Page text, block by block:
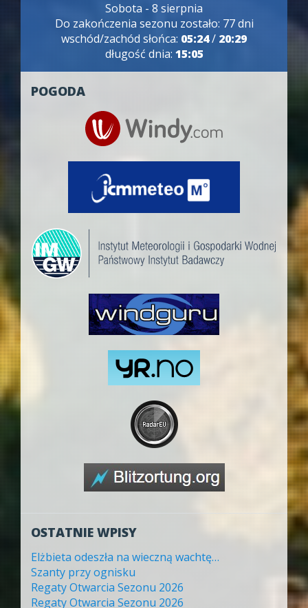
Sobota - 8 sierpnia
Do zakończenia sezonu zostało: 77 dni
wschód/zachód słońca: 05:24/ 20:29
długość dnia: 15:05
POGODA
OSTATNIE WPISY
Elżbieta odeszła na wieczną wachtę…
Szanty przy ognisku
Regaty Otwarcia Sezonu 2026
Regaty Otwarcia Sezonu 2026